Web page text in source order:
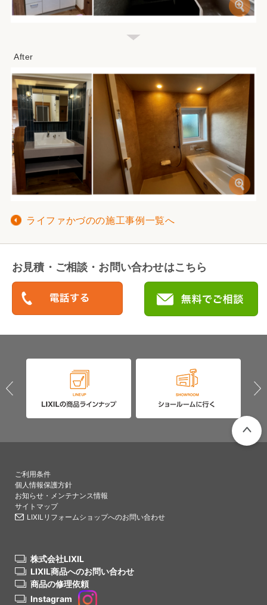
ライファかづのの施工事例一覧へ
お見積・ご相談・お問い合わせはこちら
ご利用条件
個人情報保護方針
お知らせ・メンテナンス情報
サイトマップ
LIXILリフォームショップへのお問い合わせ
株式会社LIXIL
LIXIL商品へのお問い合わせ
商品の修理依頼
Instagram